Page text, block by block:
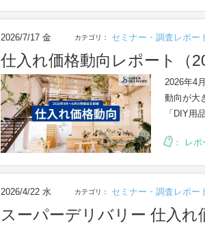
2026/7/17 金 カテゴリ： セミナー・調査レポー
仕入れ価格動向レポート（
2026年4
動向が大
「DIY用
： レポ
2026/4/22 水 カテゴリ： セミナー・調査レポー
スーパーデリバリー 仕入れ